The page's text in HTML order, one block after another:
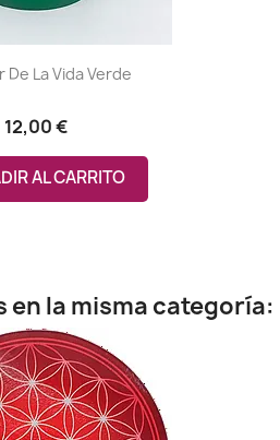
De La Vida Verde
12,00 €
AL CARRITO
la misma categoría: